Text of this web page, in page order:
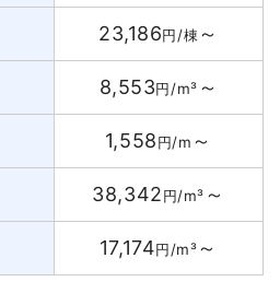
23,186円/棟～
8,553円/m³ ～
1,558円/m ～
38,342円/m³ ～
17,174円/m³～